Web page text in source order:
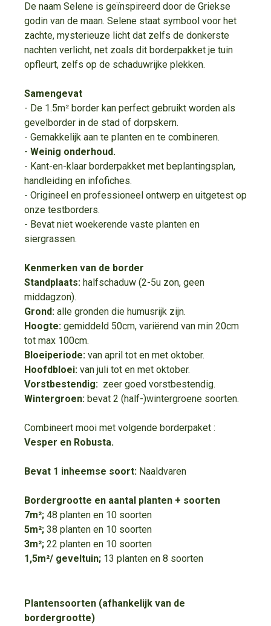
De naam Selene is geïnspireerd door de Griekse
godin van de maan. Selene staat symbool voor het
zachte, mysterieuze licht dat zelfs de donkerste
nachten verlicht, net zoals dit borderpakket je tuin
opfleurt, zelfs op de schaduwrijke plekken.
Samengevat
- De 1.5m² border kan perfect gebruikt worden als
gevelborder in de stad of dorpskern.
- Gemakkelijk aan te planten en te combineren.
- Weinig onderhoud.
- Kant-en-klaar borderpakket met beplantingsplan,
handleiding en infofiches.
- Origineel en professioneel ontwerp en uitgetest op
onze testborders.
- Bevat niet woekerende vaste planten en
siergrassen.
Kenmerken van de border
Standplaats: halfschaduw (2-5u zon, geen
middagzon).
Grond: alle gronden die humusrijk zijn.
Hoogte: gemiddeld 50cm, variërend van min 20cm
tot max 100cm.
Bloeiperiode: van april tot en met oktober.
Hoofdbloei: van juli tot en met oktober.
Vorstbestendig: zeer goed vorstbestendig.
Wintergroen: bevat 2 (half-)wintergroene soorten.
Combineert mooi met volgende borderpaket :
Vesper en Robusta.
Bevat 1 inheemse soort: Naaldvaren
Bordergrootte en aantal planten + soorten
7m²; 48 planten en 10 soorten
5m²; 38 planten en 10 soorten
3m²; 22 planten en 10 soorten
1,5m²/ geveltuin; 13 planten en 8 soorten
Plantensoorten (afhankelijk van de
bordergrootte)